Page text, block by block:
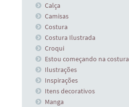
Calça
Camisas
Costura
Costura Ilustrada
Croqui
Estou começando na costura
Ilustrações
Inspirações
Itens decorativos
Manga